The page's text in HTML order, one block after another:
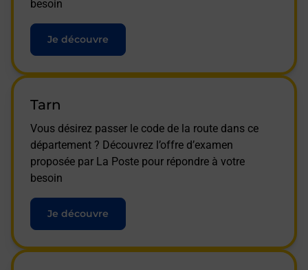
besoin
Je découvre
Tarn
Vous désirez passer le code de la route dans ce
département ? Découvrez l’offre d’examen
proposée par La Poste pour répondre à votre
besoin
Je découvre